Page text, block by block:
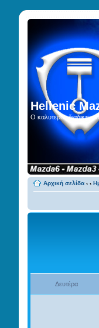
Hellenic
Ο καλυτερος
Αρχική σελίδα ‹ ‹
Δευτέρα